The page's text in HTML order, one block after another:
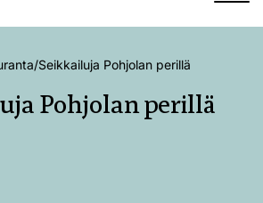
/Seikkailuja Pohjolan perillä
Pohjolan perillä